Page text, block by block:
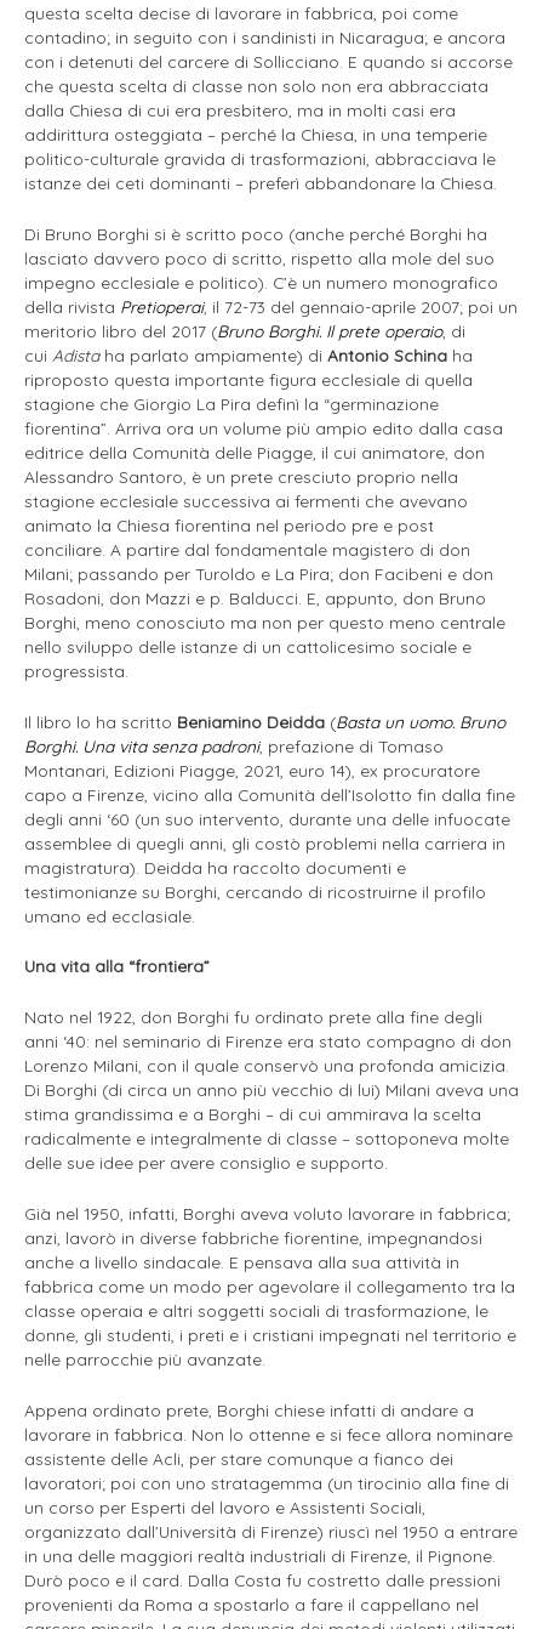
questa scelta decise di lavorare in fabbrica, poi come
contadino; in seguito con i sandinisti in Nicaragua; e ancora
con i detenuti del carcere di Sollicciano. E quando si accorse
che questa scelta di classe non solo non era abbracciata
dalla Chiesa di cui era presbitero, ma in molti casi era
addirittura osteggiata – perché la Chiesa, in una temperie
politico-culturale gravida di trasformazioni, abbracciava le
istanze dei ceti dominanti – preferì abbandonare la Chiesa.
Di Bruno Borghi si è scritto poco (anche perché Borghi ha
lasciato davvero poco di scritto, rispetto alla mole del suo
impegno ecclesiale e politico). C’è un numero monografico
della rivista Pretioperai, il 72-73 del gennaio-aprile 2007; poi un
meritorio libro del 2017 (Bruno Borghi. Il prete operaio, di
cui Adistaha parlato ampiamente) di Antonio Schina ha
riproposto questa importante figura ecclesiale di quella
stagione che Giorgio La Pira definì la “germinazione
fiorentina”. Arriva ora un volume più ampio edito dalla casa
editrice della Comunità delle Piagge, il cui animatore, don
Alessandro Santoro, è un prete cresciuto proprio nella
stagione ecclesiale successiva ai fermenti che avevano
animato la Chiesa fiorentina nel periodo pre e post
conciliare. A partire dal fondamentale magistero di don
Milani; passando per Turoldo e La Pira; don Facibeni e don
Rosadoni, don Mazzi e p. Balducci. E, appunto, don Bruno
Borghi, meno conosciuto ma non per questo meno centrale
nello sviluppo delle istanze di un cattolicesimo sociale e
progressista.
Il libro lo ha scritto Beniamino Deidda (Basta un uomo. Bruno
Borghi. Una vita senza padroni, prefazione di Tomaso
Montanari, Edizioni Piagge, 2021, euro 14), ex procuratore
capo a Firenze, vicino alla Comunità dell’Isolotto fin dalla fine
degli anni ‘60 (un suo intervento, durante una delle infuocate
assemblee di quegli anni, gli costò problemi nella carriera in
magistratura). Deidda ha raccolto documenti e
testimonianze su Borghi, cercando di ricostruirne il profilo
umano ed ecclasiale.
Una vita alla “frontiera”
Nato nel 1922, don Borghi fu ordinato prete alla fine degli
anni ‘40: nel seminario di Firenze era stato compagno di don
Lorenzo Milani, con il quale conservò una profonda amicizia.
Di Borghi (di circa un anno più vecchio di lui) Milani aveva una
stima grandissima e a Borghi – di cui ammirava la scelta
radicalmente e integralmente di classe – sottoponeva molte
delle sue idee per avere consiglio e supporto.
Già nel 1950, infatti, Borghi aveva voluto lavorare in fabbrica;
anzi, lavorò in diverse fabbriche fiorentine, impegnandosi
anche a livello sindacale. E pensava alla sua attività in
fabbrica come un modo per agevolare il collegamento tra la
classe operaia e altri soggetti sociali di trasformazione, le
donne, gli studenti, i preti e i cristiani impegnati nel territorio e
nelle parrocchie più avanzate.
Appena ordinato prete, Borghi chiese infatti di andare a
lavorare in fabbrica. Non lo ottenne e si fece allora nominare
assistente delle Acli, per stare comunque a fianco dei
lavoratori; poi con uno stratagemma (un tirocinio alla fine di
un corso per Esperti del lavoro e Assistenti Sociali,
organizzato dall’Università di Firenze) riuscì nel 1950 a entrare
in una delle maggiori realtà industriali di Firenze, il Pignone.
Durò poco e il card. Dalla Costa fu costretto dalle pressioni
provenienti da Roma a spostarlo a fare il cappellano nel